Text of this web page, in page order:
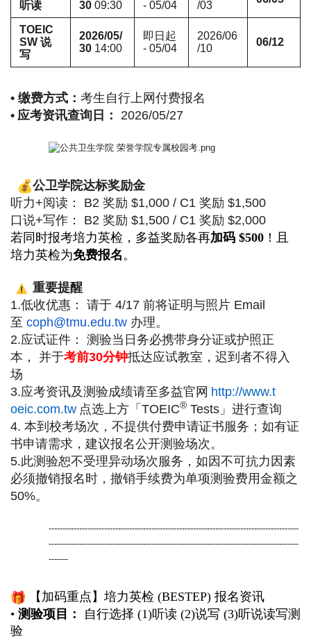
听读
30 09:30
- 05/04
/03
TOEIC
SW 说
写
2026/05/
30 14:00
即日起
- 05/04
2026/06
/10
06/12
• 缴费方式： 考生自行上网付费报名
• 应考资讯查询日： 2026/05/27
公卫学院达标奖励金
听力+阅读： B2 奖励 $1,000 / C1 奖励 $1,500
口说+写作： B2 奖励 $1,500 / C1 奖励 $2,000
若同时报考培力英检，多益奖励各再加码 $500 ！且
培力英检为免费报名 。
重要提醒
1.低收优惠： 请于 4/17 前将证明与照片 Email
至 coph@tmu.edu.tw 办理。
2.应试证件： 测验当日务必携带身分证或护照正
本， 并于考前30分钟抵达应试教室，迟到者不得入
场
3.应考资讯及测验成绩请至多益官网 http://www.t
oeic.com.tw 点选上方「 TOEIC® Tests 」 进行查询
4. 本到校考场次，不提供付费申请证书服务； 如有证
书申请需求，建议报名公开测验场次。
5.此测验恕不受理异动场次服务， 如因不可抗力因素
必须撤销报名时， 撤销手续费为单项测验费用金额之
50%。
------------------------------------------------------------------------------------------
------------------------------------------------------------------------------------------
-------
【加码重点】培力英检 (BESTEP) 报名资讯
• 测验项目：
自行选择 (1)听读 (2)说写 (3)听说读写测
验